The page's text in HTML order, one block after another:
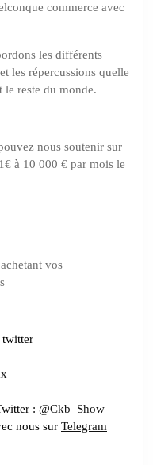
commerce avec
les différents
les répercussions quelle
reste du monde.
nous soutenir sur
à 10 000 € par mois le
vos
twitter
: @Ckb_Show
nous sur Telegram